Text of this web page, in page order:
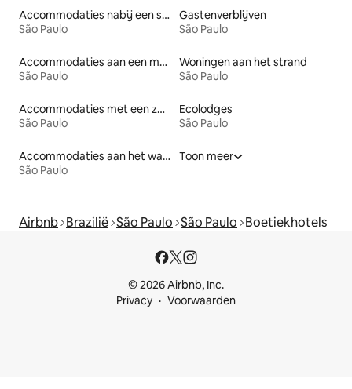
Accommodaties nabij een strand
São Paulo
Gastenverblijven
São Paulo
Accommodaties aan een meer
São Paulo
Woningen aan het strand
São Paulo
Accommodaties met een zwembad
São Paulo
Ecolodges
São Paulo
Accommodaties aan het water
São Paulo
Toon meer
Airbnb Brazilië São Paulo São Paulo Boetiekhotels
© 2026 Airbnb, Inc.
Privacy
Voorwaarden